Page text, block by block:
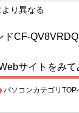
パソコンカテゴリTOP
り異なる
CF-
サイトをみて
レッツノートQV